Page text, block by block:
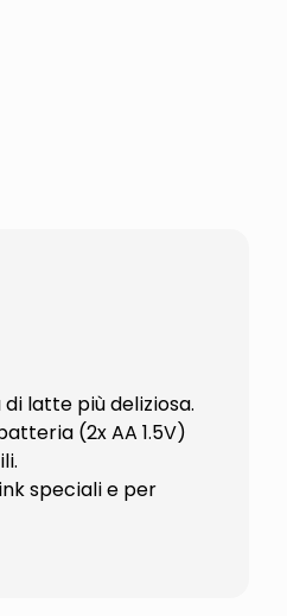
latte più deliziosa.
(2x AA 1.5V)
speciali e per